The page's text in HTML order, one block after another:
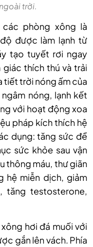
trời.
phòng xông là
được làm lạnh từ
tạo tuyết rơi ngay
thích thú và trải
tiết trời nóng ấm của
nóng, lạnh kết
với hoạt động xoa
pháp kích thích hệ
dụng: tăng sức đề
sức khỏe sau vận
thông máu, thư giãn
hệ miễn dịch, giảm
testosterone,
hơi đá muối với
gắn lên vách. Phía